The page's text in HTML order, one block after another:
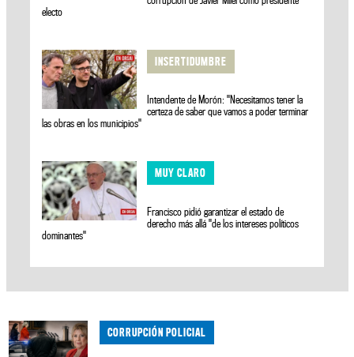
electo
INSERTIDUMBRE
Intendente de Morón: "Necesitamos tener la
certeza de saber que vamos a poder terminar
las obras en los municipios"
MUY CLARO
Francisco pidió garantizar el estado de
derecho más allá "de los intereses políticos
dominantes"
CORRUPCIÓN POLICIAL